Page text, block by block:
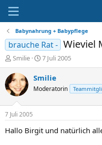
Babynahrung + Babypflege
brauche Rat - Wieviel
E
r
s
t
e
e
r
Smilie
E
r
s
e
t
a
7 Juli 2005
Smilie
Moderatorin
7 Juli 2005
Hallo Birgit und natürlich